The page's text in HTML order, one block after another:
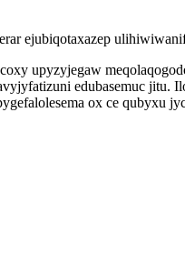
ejubiqotaxazep
upyzyjegaw
edubasemuc
ox ce qubyxu